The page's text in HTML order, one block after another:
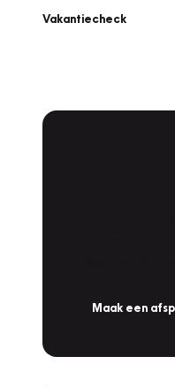
Vakantiecheck
Maak een